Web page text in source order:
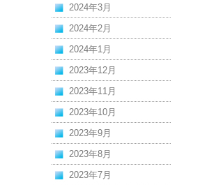
2024年3月
2024年2月
2024年1月
2023年12月
2023年11月
2023年10月
2023年9月
2023年8月
2023年7月